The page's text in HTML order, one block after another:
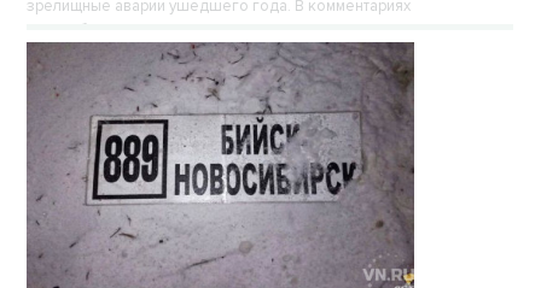
зрелищные аварии ушедшего года. В комментариях
автомобилисты делятся впечатлениями, и отмечают, если им
удалось найти там себя.